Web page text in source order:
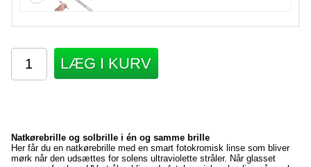
LÆG I KURV
Natkørebrille og solbrille i én og samme brille
Her får du en natkørebrille med en smart fotokromisk linse som bliver
mørk når den udsættes for solens ultraviolette stråler. Når glasset